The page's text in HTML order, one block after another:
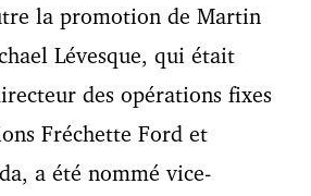
la promotion de Martin
Lévesque, qui était
des opérations fixes
Fréchette Ford et
a été nommé vice-